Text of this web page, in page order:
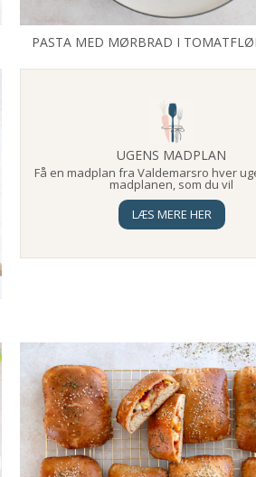
PASTA MED MØRBRAD I
UGENS MADPLAN
Få en madplan fra Valdemarsro hver
madplanen, som du vil
LÆS MERE HER